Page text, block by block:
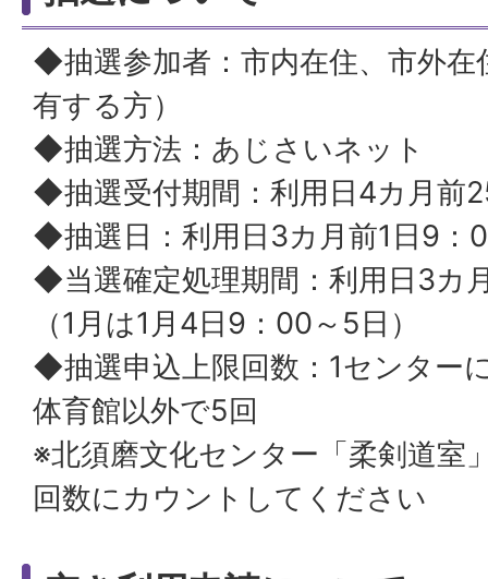
◆抽選参加者：市内在住、市外在
有する方）
◆抽選方法：あじさいネット
◆抽選受付期間：利用日4カ月
◆抽選日：利用日3カ月前1日9
◆当選確定処理期間：利用日3カ
（1月は1月4日9：00～5日）
◆抽選申込上限回数：1センター
体育館以外で5回
※北須磨文化センター「柔剣道室
回数にカウントしてください